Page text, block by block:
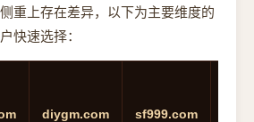
重上存在差异，以下为主要维度的
快速选择：
diygm.com sf999.com